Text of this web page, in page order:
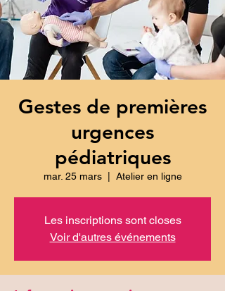
Gestes de premières
urgences
pédiatriques
mar. 25 mars
  |
Atelier en ligne
Les inscriptions sont closes
Voir d'autres événements